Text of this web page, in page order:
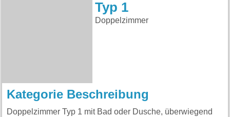
Typ 1
Doppelzimmer
Kategorie Beschreibung
Doppelzimmer Typ 1 mit Bad oder Dusche, überwiegend